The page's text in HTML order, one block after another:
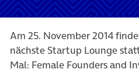
Am 25. November 2014
nächste Startup Lounge
Mal: Female Founders and